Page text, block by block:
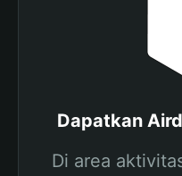
Dapatkan
Di area